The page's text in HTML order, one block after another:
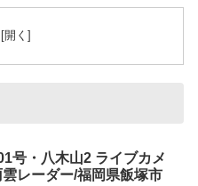
号・八木山2 ライブカメ
雲レーダー/福岡県飯塚市